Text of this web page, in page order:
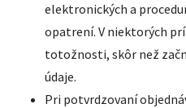
elektronických a
opatrení. V niektorých
totožnosti, skôr než
údaje.
Pri potvrdzovaní